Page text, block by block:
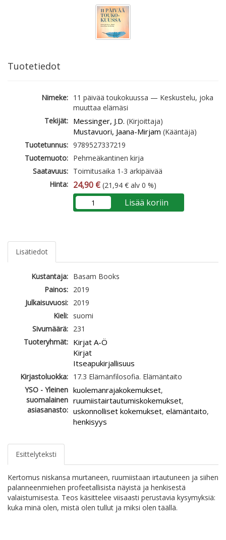
Tuotetiedot
Nimeke: 11 päivää toukokuussa — Keskustelu, joka
muuttaa elämäsi
Tekijät: Messinger, J.D. (Kirjoittaja)
Mustavuori, Jaana-Mirjam (Kääntäjä)
Tuotetunnus: 9789527337219
Tuotemuoto: Pehmeäkantinen kirja
Saatavuus: Toimitusaika 1-3 arkipäivää
Hinta: 24,90 € (21,94 € alv 0 %)
Lisää koriin
Lisätiedot
Kustantaja: Basam Books
Painos: 2019
Julkaisuvuosi: 2019
Kieli: suomi
Sivumäärä: 231
Tuoteryhmät: Kirjat A-Ö
Kirjat
Itseapukirjallisuus
Kirjastoluokka: 17.3 Elämänfilosofia. Elämäntaito
YSO - Yleinen
suomalainen
asiasanasto:
kuolemanrajakokemukset,
ruumiistairtautumiskokemukset,
uskonnolliset kokemukset, elämäntaito,
henkisyys
Esittelyteksti
Kertomus niskansa murtaneen, ruumiistaan irtautuneen ja siihen
palanneenmiehen profeetallisista näyistä ja henkisestä
valaistumisesta. Teos käsittelee viisaasti perustavia kysymyksiä:
kuka minä olen, mistä olen tullut ja miksi olen täällä.